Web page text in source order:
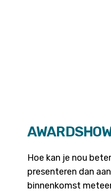
Hoe kan je nou
presenteren dan
binnenkomst